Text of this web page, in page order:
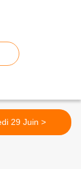
Vendredi 29 Juin >